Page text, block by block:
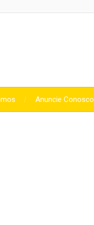
Anuncie Conosco